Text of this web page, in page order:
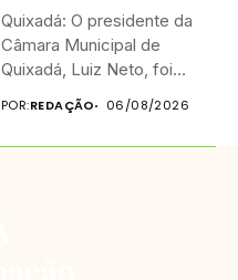
Quixadá: O presidente da
Câmara Municipal de
Quixadá, Luiz Neto, foi
homenageado na...
POR:REDAÇÃO 06/08/2026